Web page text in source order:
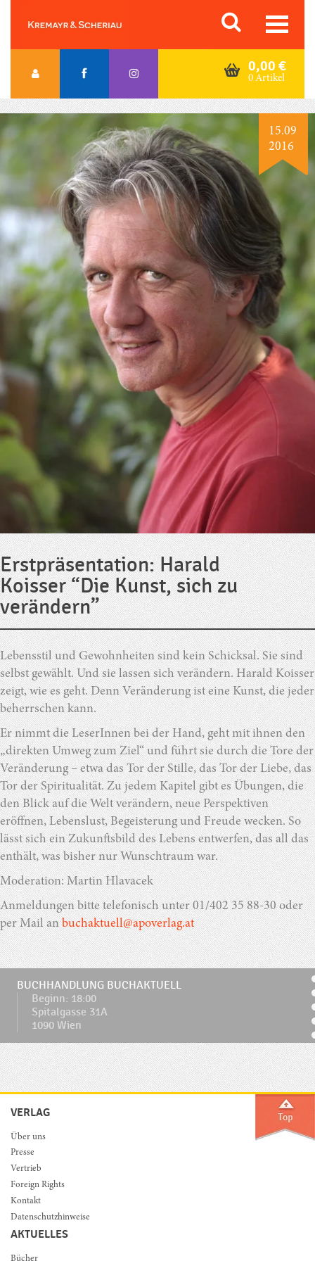
content
Orac K&S
0,00 €
0 Artikel
15.09
2016
Erstpräsentation: Harald
Koisser “Die Kunst, sich zu
verändern”
Lebensstil und Gewohnheiten sind kein Schicksal. Sie sind
selbst gewählt. Und sie lassen sich verändern. Harald Koisser
zeigt, wie es geht. Denn Veränderung ist eine Kunst, die jeder
beherrschen kann.
Er nimmt die LeserInnen bei der Hand, geht mit ihnen den
„direkten Umweg zum Ziel“ und führt sie durch die Tore der
Veränderung – etwa das Tor der Stille, das Tor der Liebe, das
Tor der Spiritualität. Zu jedem Kapitel gibt es Übungen, die
den Blick auf die Welt verändern, neue Perspektiven
eröffnen, Lebenslust, Begeisterung und Freude wecken. So
lässt sich ein Zukunftsbild des Lebens entwerfen, das all das
enthält, was bisher nur Wunschtraum war.
Moderation: Martin Hlavacek
Anmeldungen bitte telefonisch unter 01/402 35 88-30 oder
per Mail anbuchaktuell@apoverlag.at
BUCHHANDLUNG BUCHAKTUELL
Beginn: 18:00
Spitalgasse 31A
1090 Wien
VERLAG
Über uns
Presse
Vertrieb
Foreign Rights
Kontakt
Datenschutzhinweise
AKTUELLES
Bücher